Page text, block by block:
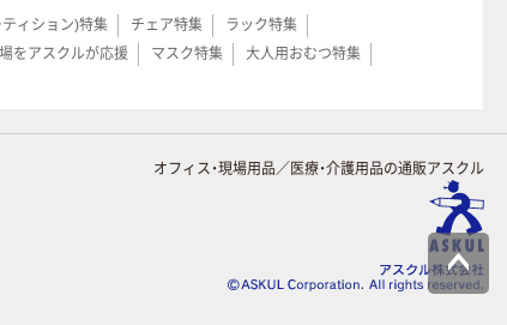
ィション)特集 チェア特集
ラック特集
をアスクルが応援 マスク特集
大人用おむつ特集
オフィス・現場用品／医療・介護用品の通販アスクル